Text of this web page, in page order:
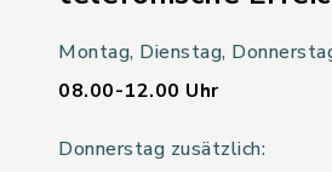
Montag, Dienstag,
08.00-12.00 Uhr
Donnerstag zusätzlich: